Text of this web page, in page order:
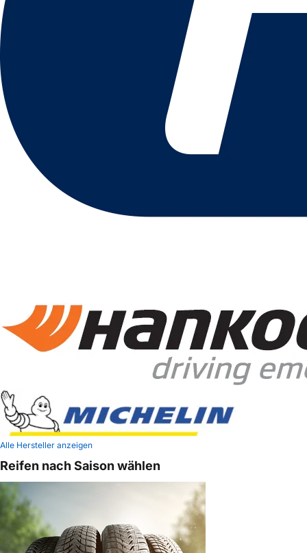
Alle Hersteller anzeigen
Reifen nach Saison wählen